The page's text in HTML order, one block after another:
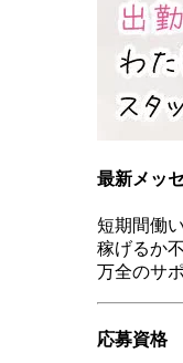
最新メッ
短期間働
稼げるか
万全のサ
応募資格